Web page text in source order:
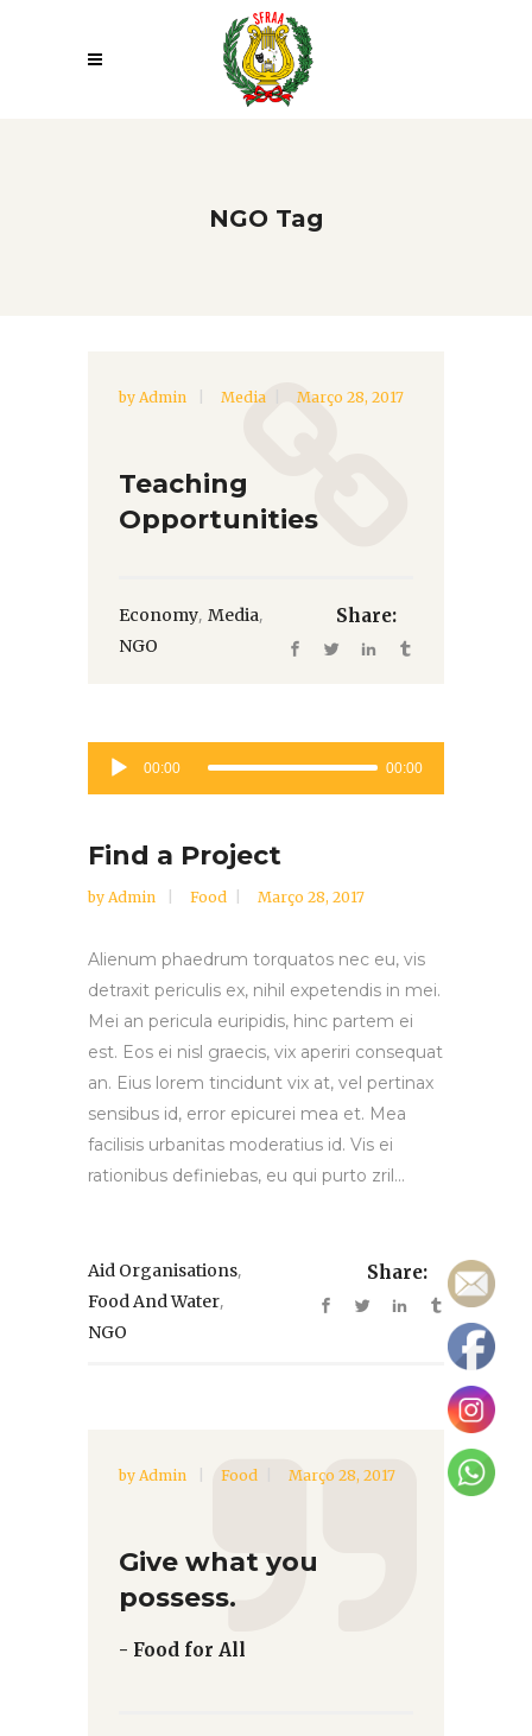
NGO Tag
by Admin Media Março 28, 2017
Teaching
Opportunities
Economy, Media,
NGO
Share:
Reprodutor
00:00 00:00
Find a Project
by Admin Food Março 28, 2017
Alienum phaedrum torquatos nec eu, vis
detraxit periculis ex, nihil expetendis in mei.
Mei an pericula euripidis, hinc partem ei
est. Eos ei nisl graecis, vix aperiri consequat
an. Eius lorem tincidunt vix at, vel pertinax
sensibus id, error epicurei mea et. Mea
facilisis urbanitas moderatius id. Vis ei
rationibus definiebas, eu qui purto zril...
Aid Organisations,
Food And Water,
NGO
Share:
by Admin Food Março 28, 2017
Give what you
possess.
- Food for All